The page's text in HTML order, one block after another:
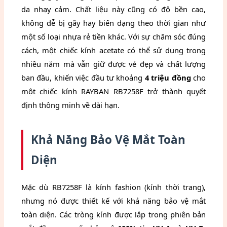
da nhạy cảm. Chất liệu này cũng có độ bền cao,
không dễ bị gãy hay biến dạng theo thời gian như
một số loại nhựa rẻ tiền khác. Với sự chăm sóc đúng
cách, một chiếc kính acetate có thể sử dụng trong
nhiều năm mà vẫn giữ được vẻ đẹp và chất lượng
ban đầu, khiến việc đầu tư khoảng 4 triệu đồngcho
một chiếc kính RAYBAN RB7258F trở thành quyết
định thông minh về dài hạn.
Khả Năng Bảo Vệ Mắt Toàn
Diện
Mặc dù RB7258F là kính fashion (kính thời trang),
nhưng nó được thiết kế với khả năng bảo vệ mắt
toàn diện. Các tròng kính được lắp trong phiên bản